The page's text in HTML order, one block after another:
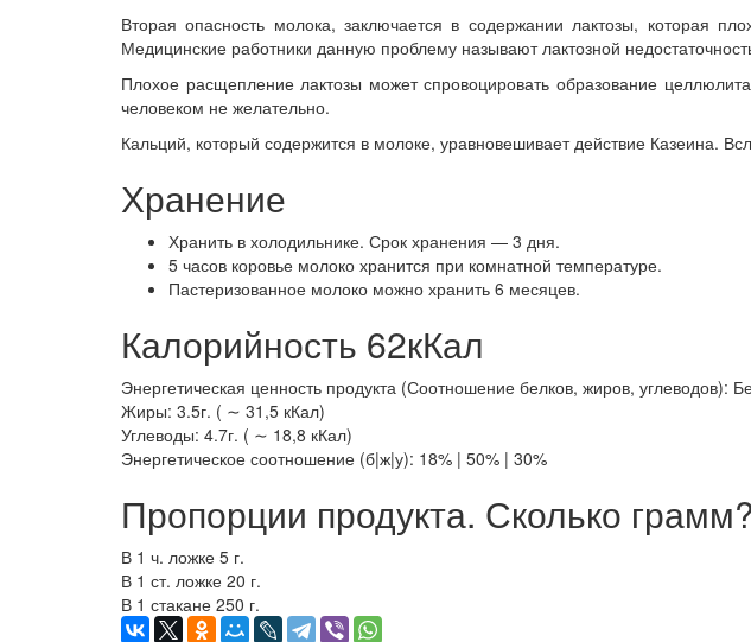
Вторая опасность молока, заключается в содержании лактозы, которая
Медицинские работники данную проблему называют лактозной
Плохое расщепление лактозы может спровоцировать образование
человеком не желательно.
Кальций, который содержится в молоке, уравновешивает действие Казеина.
Хранение
Хранить в холодильнике. Срок хранения — 3 дня.
5 часов коровье молоко хранится при комнатной температуре.
Пастеризованное молоко можно хранить 6 месяцев.
Калорийность 62кКал
Энергетическая ценность продукта (Соотношение белков, жиров, углеводов):
Жиры: 3.5г. ( ∼ 31,5 кКал)
Углеводы: 4.7г. ( ∼ 18,8 кКал)
Энергетическое соотношение (б|ж|у): 18% | 50% | 30%
Пропорции продукта. Сколько грамм?
В 1 ч. ложке 5 г.
В 1 ст. ложке 20 г.
В 1 стакане 250 г.